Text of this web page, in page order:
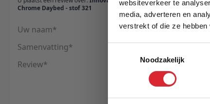
websiteverkeer te
media, adverteren en
verstrekt of die ze
Noodzakelijk
Chrome Daybed - stof 321
Uw naam
Samenvatting
Review